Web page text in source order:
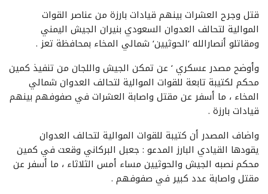
قتل وجرح العشرات بينهم قيادات بارزة من عناصر القوات
الموالية لتحالف العدوان السعودي بنيران الجيش اليمني
ومقاتلو أنصارالله ‘الحوثيين‘ شمالي المخاء بمحافظة تعز .
وأوضح مصدر عسكري ‘ عن تمكن الجيش واللجان من تنفيذ كمين
محكم لكتيبة تابعة للقوات الموالية لتحالف العدوان شمالي
المخاء ، ما أسفر عن مقتل واصابة العشرات في صفوفهم بينهم
قيادات بارزة .
واضاف المصدر أن كتيبة للقوات الموالية لتحالف العدوان
يقودها القيادي البارز المدعو : جعبل البركاني وقعت في كمين
محكم نصبه الجيش والحوثيين مساء أمس الثلاثاء ، ما أسفر عن
مقتل واصابة عدد كبير في صفوفهم .